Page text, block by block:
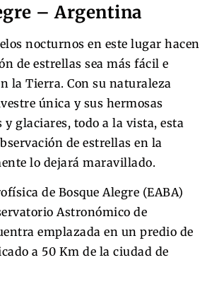
– Argentina
nocturnos en este lugar hacen
de estrellas sea más fácil e
la Tierra. Con su naturaleza
única y sus hermosas
glaciares, todo a la vista, esta
de estrellas en la
lo dejará maravillado.
de Bosque Alegre (EABA)
Astronómico de
emplazada en un predio de
a 50 Km de la ciudad de